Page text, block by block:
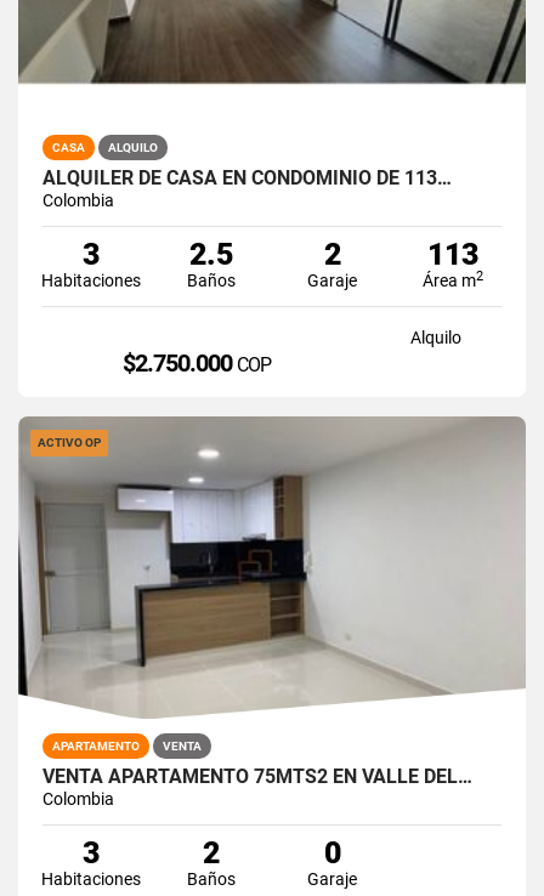
CASA ALQUILO
ALQUILER DE CASA EN CONDOMINIO DE 113…
Colombia
3
Habitaciones
2.5
Baños
2
Garaje
113
Área m2
Alquilo
$2.750.000 COP
ACTIVO OP
APARTAMENTO VENTA
VENTA APARTAMENTO 75MTS2 EN VALLE DEL…
Colombia
3
Habitaciones
2
Baños
0
Garaje